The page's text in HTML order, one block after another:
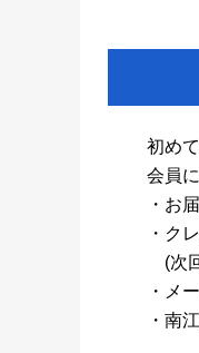
初め
会員
・お
・ク
(次
・メ
・南